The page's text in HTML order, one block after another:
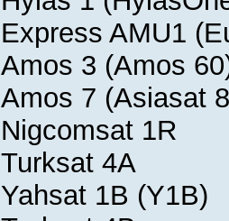
Express AMU1
Amos 3 (Amos
Amos 7 (Asiasat
Nigcomsat 1R
Turksat 4A
Yahsat 1B (Y1B)